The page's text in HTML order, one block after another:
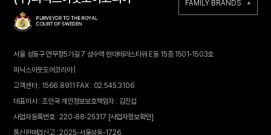
FAMILY BRANDS +
서울 성동구 연무장5가길 7 성수역 현대테라스타워 E동 15층 1501-1503호
피닉스아웃도어코리아 |
고객센터 : 1566.8911 FAX : 02.545.3106
대표이사 : 조인국 개인정보보호책임자 : 김진섭
사업자등록번호 : 220-88-25317 [사업자정보확인]
통신판매업신고 : 2025-서울성동-1726